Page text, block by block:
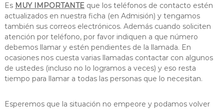
Es MUY IMPORTANTEque los teléfonos de contacto estén
actualizados en nuestra ficha (en Admisión) y tengamos
también sus correos electrónicos. Además cuando soliciten
atención por teléfono, por favor indiquen a que número
debemos llamar y estén pendientes de la llamada. En
ocasiones nos cuesta varias llamadas contactar con algunos
de ustedes (incluso no lo logramos a veces) y eso resta
tiempo para llamar a todas las personas que lo necesitan.
Esperemos que la situación no empeore y podamos volver